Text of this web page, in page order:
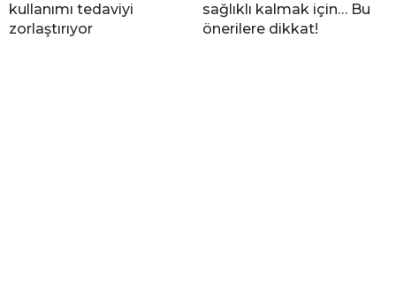
kullanımı tedaviyi
zorlaştırıyor
sağlıklı kalmak için… Bu
önerilere dikkat!